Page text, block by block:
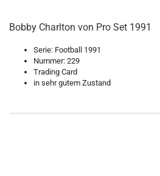
Bobby Charlton von Pro Set 1991
Serie: Football 1991
Nummer: 229
Trading Card
in sehr gutem Zustand